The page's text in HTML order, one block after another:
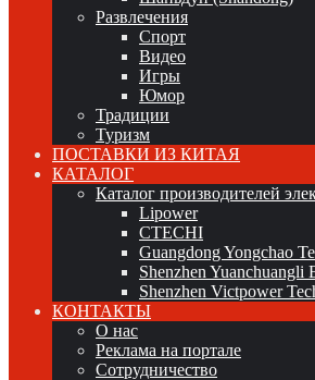
Развлечения
Спорт
Видео
Игры
Юмор
Традиции
Туризм
ПОСТАВКИ ИЗ КИТАЯ
КАТАЛОГ
Каталог производителей
Lipower
CTECHI
Guangdong Yongchao
Shenzhen Yuanchuangli
Shenzhen Victpower
КОНТАКТЫ
О нас
Реклама на портале
Сотрудничество